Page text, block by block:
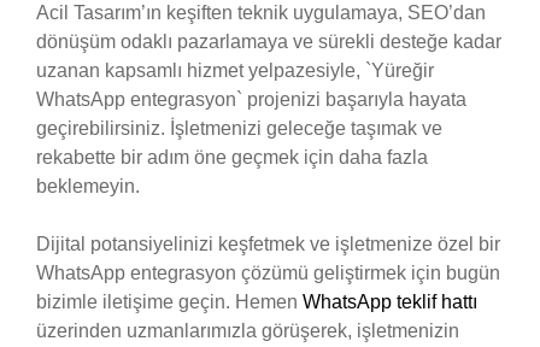
Acil Tasarım’ın keşiften teknik uygulamaya, SEO’dan
dönüşüm odaklı pazarlamaya ve sürekli desteğe kadar
uzanan kapsamlı hizmet yelpazesiyle, `Yüreğir
WhatsApp entegrasyon` projenizi başarıyla hayata
geçirebilirsiniz. İşletmenizi geleceğe taşımak ve
rekabette bir adım öne geçmek için daha fazla
beklemeyin.
Dijital potansiyelinizi keşfetmek ve işletmenize özel bir
WhatsApp entegrasyon çözümü geliştirmek için bugün
bizimle iletişime geçin. Hemen WhatsApp teklif hattı
üzerinden uzmanlarımızla görüşerek, işletmenizin